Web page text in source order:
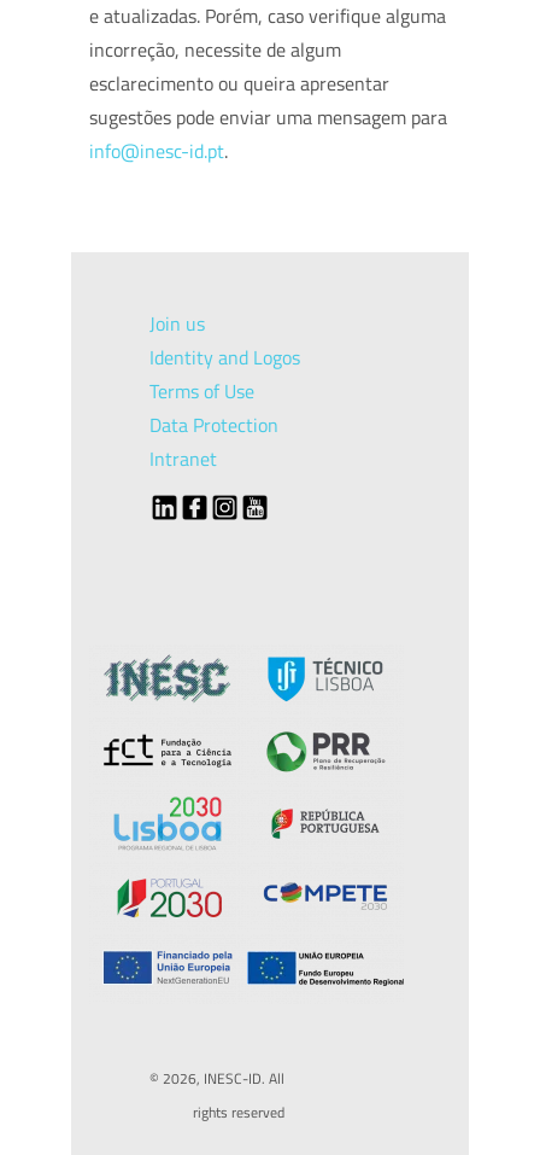
e atualizadas. Porém, caso verifique alguma
incorreção, necessite de algum
esclarecimento ou queira apresentar
sugestões pode enviar uma mensagem para
info@inesc-id.pt.
Join us
Identity and Logos
Terms of Use
Data Protection
Intranet
© 2026, INESC-ID. All
rights reserved